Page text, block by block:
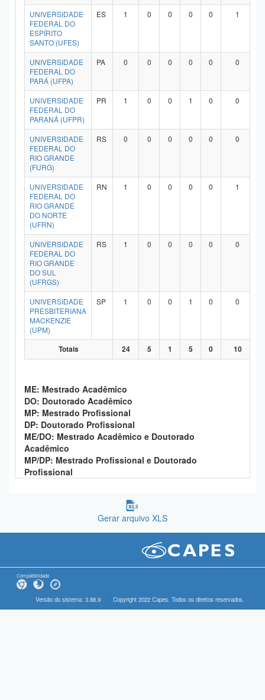
UNIVERSIDADE
FEDERAL DO
ESPÍRITO
SANTO (UFES)
ES 1 0 0 0 0 1
UNIVERSIDADE
FEDERAL DO
PARÁ (UFPA)
PA 0 0 0 0 0 0
UNIVERSIDADE
FEDERAL DO
PARANÁ (UFPR)
PR 1 0 0 1 0 0
UNIVERSIDADE
FEDERAL DO
RIO GRANDE
(FURG)
RS 0 0 0 0 0 0
UNIVERSIDADE
FEDERAL DO
RIO GRANDE
DO NORTE
(UFRN)
RN 1 0 0 0 0 1
UNIVERSIDADE
FEDERAL DO
RIO GRANDE
DO SUL
(UFRGS)
RS 1 0 0 0 0 0
UNIVERSIDADE
PRESBITERIANA
MACKENZIE
(UPM)
SP 1 0 0 1 0 0
Totais 24 5 1 5 0 10
ME: Mestrado Acadêmico
DO: Doutorado Acadêmico
MP: Mestrado Profissional
DP: Doutorado Profissional
ME/DO: Mestrado Acadêmico e Doutorado
Acadêmico
MP/DP: Mestrado Profissional e Doutorado
Profissional
Gerar arquivo XLS
Compatibilidade
Versão do sistema: 3.88.9 Copyright 2022 Capes. Todos os direitos reservados.